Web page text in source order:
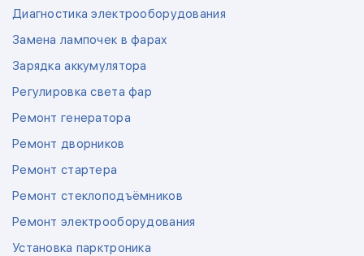
Диагностика электрооборудования
Замена лампочек в фарах
Зарядка аккумулятора
Регулировка света фар
Ремонт генератора
Ремонт дворников
Ремонт стартера
Ремонт стеклоподъёмников
Ремонт электрооборудования
Установка парктроника